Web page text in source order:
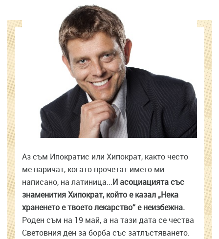
Аз съм Ипократис или Хипократ, както често
ме наричат, когато прочетат името ми
написано, на латиница...И асоциацията със
знаменития Хипократ, който е казал „Нека
храненето е твоето лекарство“ е неизбежна.
Роден съм на 19 май, а на тази дата се чества
Световния ден за борба със затлъстяването.